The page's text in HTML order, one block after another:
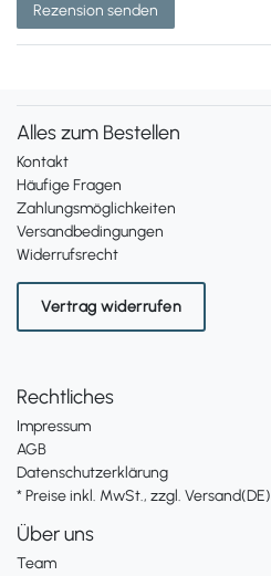
Rezension senden
Alles zum Bestellen
Kontakt
Häufige Fragen
Zahlungsmöglichkeiten
Versandbedingungen
Widerrufsrecht
Vertrag widerrufen
Rechtliches
Impressum
AGB
Datenschutzerklärung
* Preise inkl. MwSt., zzgl. Versand(DE)
Über uns
Team